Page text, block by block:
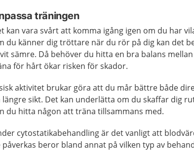
träningen
kan vara svårt att komma igång igen om du har
du känner dig tröttare när du rör på dig kan det
sämre. Då behöver du hitta en bra balans
för hårt ökar risken för skador.
aktivitet brukar göra att du mår bättre både
längre sikt. Det kan underlätta om du skaffar dig
du hitta någon att träna tillsammans med.
cytostatikabehandling är det vanligt att
påverkas beror bland annat på vilken typ av